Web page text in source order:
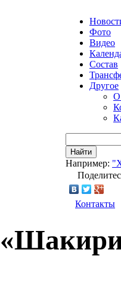
Фото
Видео
Состав
Другое
О
Найти
Например:
Контакты